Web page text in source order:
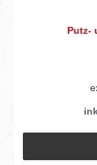
Putz-